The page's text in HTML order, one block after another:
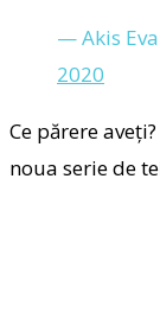
— Akis
2020
Ce părere
noua serie de